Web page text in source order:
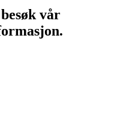
vår